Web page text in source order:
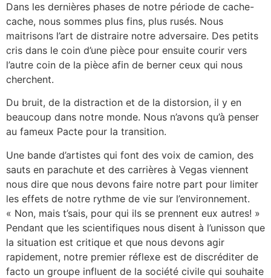
Dans les dernières phases de notre période de cache-
cache, nous sommes plus fins, plus rusés. Nous
maitrisons l’art de distraire notre adversaire. Des petits
cris dans le coin d’une pièce pour ensuite courir vers
l’autre coin de la pièce afin de berner ceux qui nous
cherchent.
Du bruit, de la distraction et de la distorsion, il y en
beaucoup dans notre monde. Nous n’avons qu’à penser
au fameux Pacte pour la transition.
Une bande d’artistes qui font des voix de camion, des
sauts en parachute et des carrières à Vegas viennent
nous dire que nous devons faire notre part pour limiter
les effets de notre rythme de vie sur l’environnement.
« Non, mais t’sais, pour qui ils se prennent eux autres! »
Pendant que les scientifiques nous disent à l’unisson que
la situation est critique et que nous devons agir
rapidement, notre premier réflexe est de discréditer de
facto un groupe influent de la société civile qui souhaite